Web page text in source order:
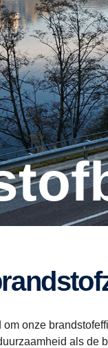
onze
als de